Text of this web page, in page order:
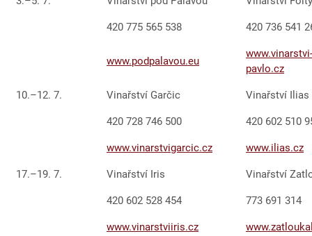
420 775 565 538 420 736 541
www.podpalavou.eu
pavlo.cz
10.–12. 7. Vinařství Garčic Vinařství Ilias
420 728 746 500 420 602 510
www.vinarstvigarcic.cz www.ilias.cz
17.–19. 7. Vinařství Iris Vinařství
420 602 528 454 773 691 314
www.vinarstviiris.cz